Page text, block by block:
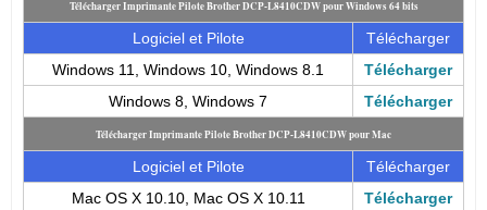
Télécharger Imprimante Pilote Brother DCP-L8410CDW pour Windows 64 bits
Logiciel et Pilote
Télécharger
Windows 11, Windows 10, Windows 8.1
Télécharger
Windows 8, Windows 7
Télécharger
Télécharger Imprimante Pilote Brother DCP-L8410CDW pour Mac
Logiciel et Pilote
Télécharger
Mac OS X 10.10, Mac OS X 10.11
Télécharger